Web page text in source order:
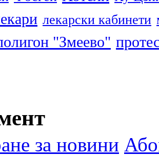
лекарски кабинети
"Змеево"
за новини